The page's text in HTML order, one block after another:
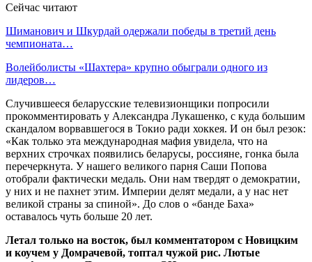
Сейчас читают
Шиманович и Шкурдай одержали победы в третий день
чемпионата…
Волейболисты «Шахтера» крупно обыграли одного из
лидеров…
Случившееся беларусские телевизионщики попросили
прокомментировать у Александра Лукашенко, с куда большим
скандалом ворвавшегося в Токио ради хоккея. И он был резок:
«Как только эта международная мафия увидела, что на
верхних строчках появились беларусы, россияне, гонка была
перечеркнута. У нашего великого парня Саши Попова
отобрали фактически медаль. Они нам твердят о демократии,
у них и не пахнет этим. Империи делят медали, а у нас нет
великой страны за спиной». До слов о «банде Баха»
оставалось чуть больше 20 лет.
Летал только на восток, был комментатором с Новицким
и коучем у Домрачевой, топтал чужой рис. Лютые